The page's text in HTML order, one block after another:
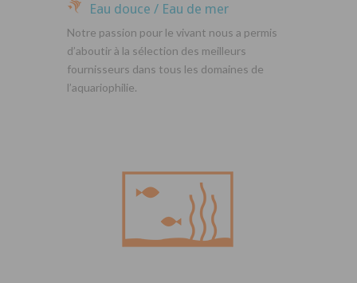
Eau douce / Eau de mer
Notre passion pour le vivant nous a permis
d’aboutir à la sélection des meilleurs
fournisseurs dans tous les domaines de
l’aquariophilie.